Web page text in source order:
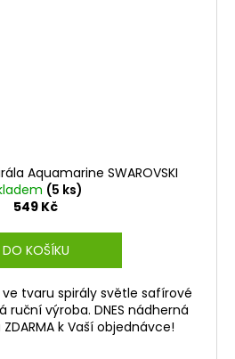
Aquamarine SWAROVSKI
(5 ks)
549 Kč
DO KOŠÍKU
ve tvaru spirály světle safírové
ruční výroba. DNES nádherná
k Vaší objednávce!